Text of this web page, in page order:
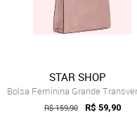
STAR SHOP
R$ 159,90 R$ 59,90